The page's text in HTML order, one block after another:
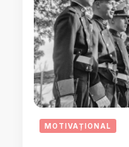
MOTIVAȚIONAL